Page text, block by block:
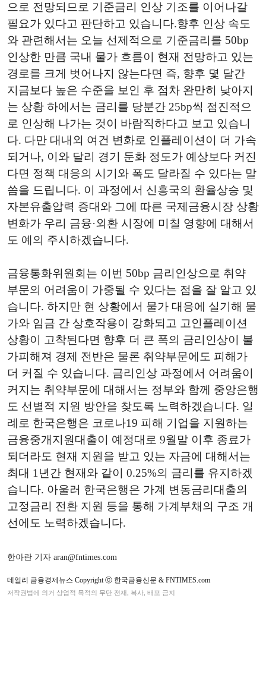
으로 전망되므로 기준금리 인상 기조를 이어나갈
필요가 있다고 판단하고 있습니다.향후 인상 속도
와 관련해서는 오늘 선제적으로 기준금리를 50bp
인상한 만큼 국내 물가 흐름이 현재 전망하고 있는
경로를 크게 벗어나지 않는다면 즉, 향후 몇 달간
지금보다 높은 수준을 보인 후 점차 완만히 낮아지
는 상황 하에서는 금리를 당분간 25bp씩 점진적으
로 인상해 나가는 것이 바람직하다고 보고 있습니
다. 다만 대내외 여건 변화로 인플레이션이 더 가속
되거나, 이와 달리 경기 둔화 정도가 예상보다 커진
다면 정책 대응의 시기와 폭도 달라질 수 있다는 말
씀을 드립니다. 이 과정에서 신흥국의 환율상승 및
자본유출압력 증대와 그에 따른 국제금융시장 상황
변화가 우리 금융·외환 시장에 미칠 영향에 대해서
도 예의 주시하겠습니다.
금융통화위원회는 이번 50bp 금리인상으로 취약
부문의 어려움이 가중될 수 있다는 점을 잘 알고 있
습니다. 하지만 현 상황에서 물가 대응에 실기해 물
가와 임금 간 상호작용이 강화되고 고인플레이션
상황이 고착된다면 향후 더 큰 폭의 금리인상이 불
가피해져 경제 전반은 물론 취약부문에도 피해가
더 커질 수 있습니다. 금리인상 과정에서 어려움이
커지는 취약부문에 대해서는 정부와 함께 중앙은행
도 선별적 지원 방안을 찾도록 노력하겠습니다. 일
례로 한국은행은 코로나19 피해 기업을 지원하는
금융중개지원대출이 예정대로 9월말 이후 종료가
되더라도 현재 지원을 받고 있는 자금에 대해서는
최대 1년간 현재와 같이 0.25%의 금리를 유지하겠
습니다. 아울러 한국은행은 가계 변동금리대출의
고정금리 전환 지원 등을 통해 가계부채의 구조 개
선에도 노력하겠습니다.
한아란 기자 aran@fntimes.com
데일리 금융경제뉴스 Copyright ⓒ 한국금융신문 & FNTIMES.com
저작권법에 의거 상업적 목적의 무단 전재, 복사, 배포 금지